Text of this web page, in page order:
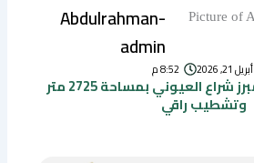
Abdulrahman-
admin
أبريل 21, 2026 8:52 م
مزرعة للبيع في المبرز شراع العيوني بمساحة 2725 متر
وتشطيب راقي